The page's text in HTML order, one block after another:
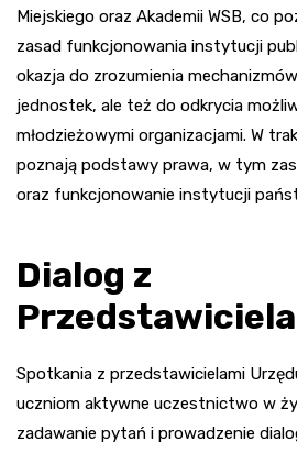
Miejskiego oraz Akademii WSB, co
zasad funkcjonowania instytucji
okazja do zrozumienia
jednostek, ale też do odkrycia
młodzieżowymi organizacjami. W
poznają podstawy prawa, w tym
oraz funkcjonowanie instytucji
Dialog z
Spotkania z przedstawicielami
uczniom aktywne uczestnictwo w
zadawanie pytań i prowadzenie